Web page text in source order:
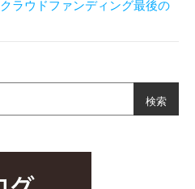
クラウドファンディング最後の
検索